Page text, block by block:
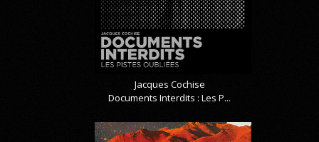
Jacques Cochise
Documents Interdits : Les P...